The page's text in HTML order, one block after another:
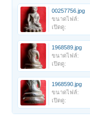
00257756.jpg
ขนาดไฟล์:
เปิดดู:
1968589.jpg
ขนาดไฟล์:
เปิดดู:
1968590.jpg
ขนาดไฟล์:
เปิดดู: